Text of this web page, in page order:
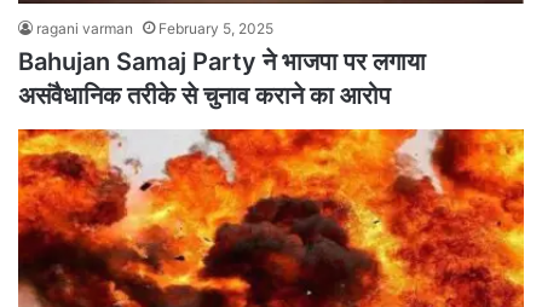
ragani varman February 5, 2025
Bahujan Samaj Party ने भाजपा पर लगाया
असंवैधानिक तरीके से चुनाव कराने का आरोप